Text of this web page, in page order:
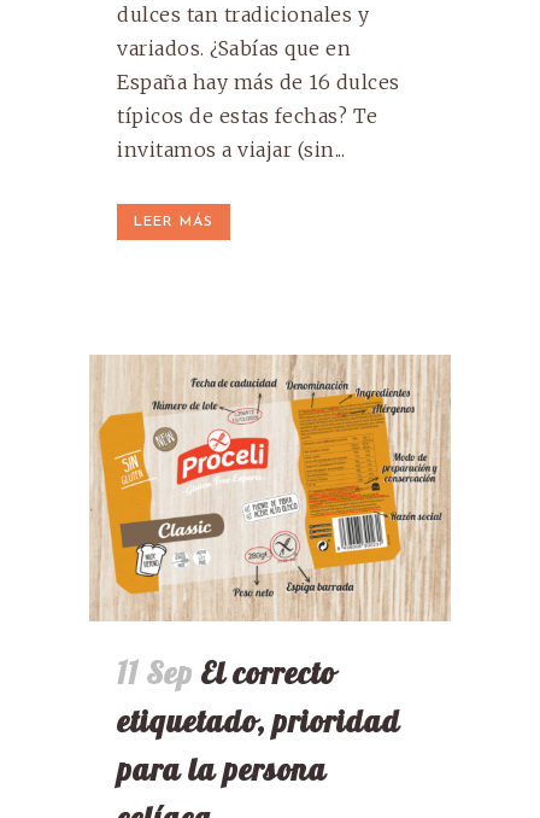
dulces tan tradicionales y
variados. ¿Sabías que en
España hay más de 16 dulces
típicos de estas fechas? Te
invitamos a viajar (sin...
LEER MÁS
11 Sep El correcto
etiquetado, prioridad
para la persona